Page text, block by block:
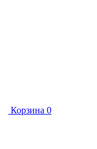
Корзина 0